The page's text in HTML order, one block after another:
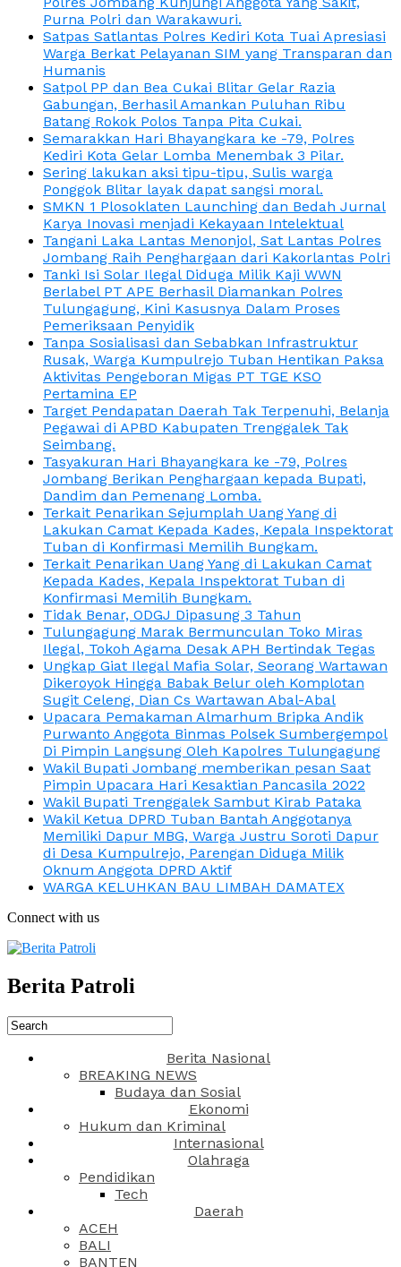
Purna Polri dan Warakawuri.
Satpas Satlantas Polres Kediri Kota Tuai Apresiasi
Warga Berkat Pelayanan SIM yang Transparan dan
Humanis
Satpol PP dan Bea Cukai Blitar Gelar Razia
Gabungan, Berhasil Amankan Puluhan Ribu
Batang Rokok Polos Tanpa Pita Cukai.
Semarakkan Hari Bhayangkara ke -79, Polres
Kediri Kota Gelar Lomba Menembak 3 Pilar.
Sering lakukan aksi tipu-tipu, Sulis warga
Ponggok Blitar layak dapat sangsi moral.
SMKN 1 Plosoklaten Launching dan Bedah Jurnal
Karya Inovasi menjadi Kekayaan Intelektual
Tangani Laka Lantas Menonjol, Sat Lantas Polres
Jombang Raih Penghargaan dari Kakorlantas Polri
Tanki Isi Solar Ilegal Diduga Milik Kaji WWN
Berlabel PT APE Berhasil Diamankan Polres
Tulungagung, Kini Kasusnya Dalam Proses
Pemeriksaan Penyidik
Tanpa Sosialisasi dan Sebabkan Infrastruktur
Rusak, Warga Kumpulrejo Tuban Hentikan Paksa
Aktivitas Pengeboran Migas PT TGE KSO
Pertamina EP
Target Pendapatan Daerah Tak Terpenuhi, Belanja
Pegawai di APBD Kabupaten Trenggalek Tak
Seimbang.
Tasyakuran Hari Bhayangkara ke -79, Polres
Jombang Berikan Penghargaan kepada Bupati,
Dandim dan Pemenang Lomba.
Terkait Penarikan Sejumplah Uang Yang di
Lakukan Camat Kepada Kades, Kepala Inspektorat
Tuban di Konfirmasi Memilih Bungkam.
Terkait Penarikan Uang Yang di Lakukan Camat
Kepada Kades, Kepala Inspektorat Tuban di
Konfirmasi Memilih Bungkam.
Tidak Benar, ODGJ Dipasung 3 Tahun
Tulungagung Marak Bermunculan Toko Miras
Ilegal, Tokoh Agama Desak APH Bertindak Tegas
Ungkap Giat Ilegal Mafia Solar, Seorang Wartawan
Dikeroyok Hingga Babak Belur oleh Komplotan
Sugit Celeng, Dian Cs Wartawan Abal-Abal
Upacara Pemakaman Almarhum Bripka Andik
Purwanto Anggota Binmas Polsek Sumbergempol
Di Pimpin Langsung Oleh Kapolres Tulungagung
Wakil Bupati Jombang memberikan pesan Saat
Pimpin Upacara Hari Kesaktian Pancasila 2022
Wakil Bupati Trenggalek Sambut Kirab Pataka
Wakil Ketua DPRD Tuban Bantah Anggotanya
Memiliki Dapur MBG, Warga Justru Soroti Dapur
di Desa Kumpulrejo, Parengan Diduga Milik
Oknum Anggota DPRD Aktif
WARGA KELUHKAN BAU LIMBAH DAMATEX
Connect with us
Berita Patroli
Berita Nasional
BREAKING NEWS
Budaya dan Sosial
Ekonomi
Hukum dan Kriminal
Internasional
Olahraga
Pendidikan
Tech
Daerah
ACEH
BALI
BANTEN